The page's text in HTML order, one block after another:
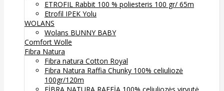
ETROFIL Rabbit 100 % poliesteris 100 gr/ 65m
Etrofil IPEK Yolu
WOLANS
Wolans BUNNY BABY
Comfort Wolle
Fibra Natura
Fibra natura Cotton Royal
Fibra Natura Raffia Chunky 100% celiuliozė
100gr/120m
FİBRA NATURA RAFFİA 100% celiuliozės virvutė